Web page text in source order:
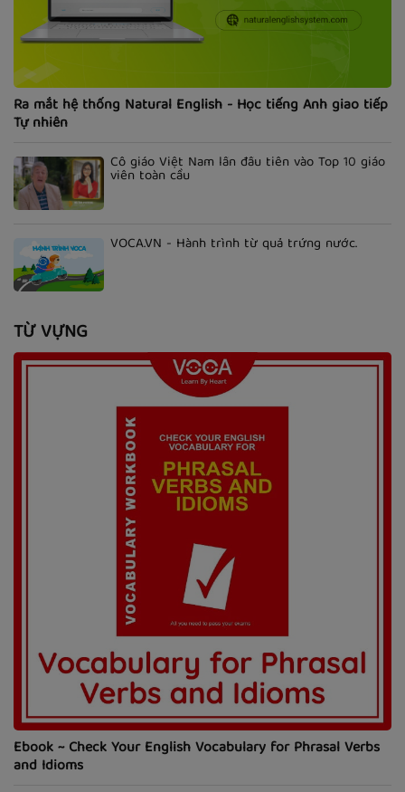
Ra mắt hệ thống Natural English - Học tiếng Anh giao tiếp
Tự nhiên
Cô giáo Việt Nam lần đầu tiên vào Top 10 giáo
viên toàn cầu
VOCA.VN - Hành trình từ quả trứng nước.
TỪ VỰNG
Ebook ~ Check Your English Vocabulary for Phrasal Verbs
and Idioms